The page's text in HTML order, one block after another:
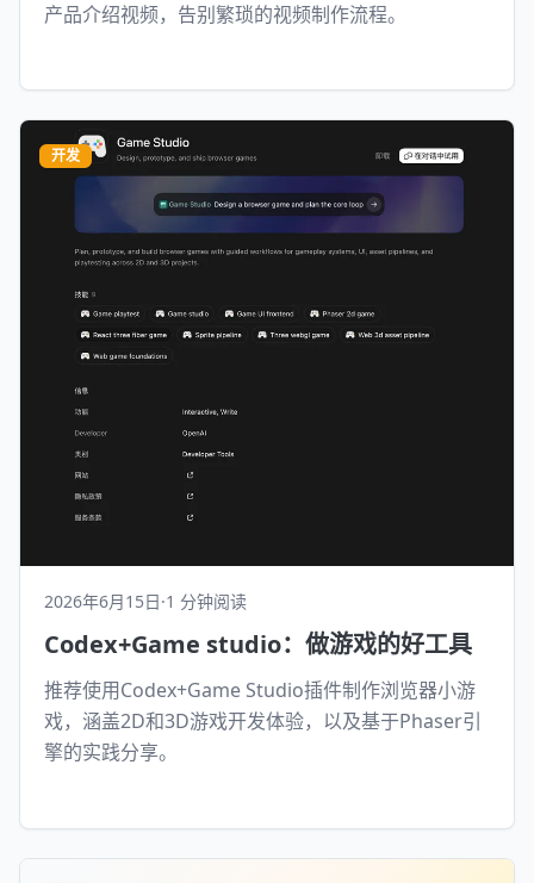
产品介绍视频，告别繁琐的视频制作流程。
开发
2026年6月15日·1 分钟阅读
Codex+Game studio：做游戏的好工具
推荐使用Codex+Game Studio插件制作浏览器小游
戏，涵盖2D和3D游戏开发体验，以及基于Phaser引
擎的实践分享。